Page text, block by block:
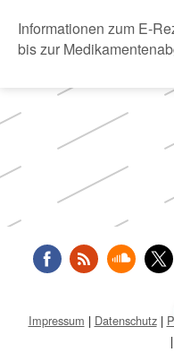
Informationen zum E-
bis zur
Impressum Datenschutz